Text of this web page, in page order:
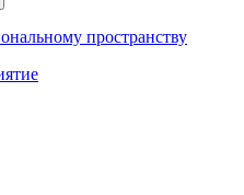
пространству